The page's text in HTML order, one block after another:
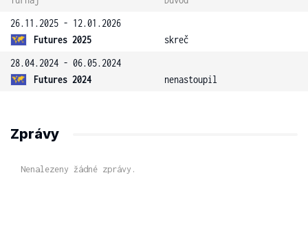
26.11.2025 - 12.01.2026
Futures 2025
skreč
28.04.2024 - 06.05.2024
Futures 2024
nenastoupil
Zprávy
Nenalezeny žádné zprávy.